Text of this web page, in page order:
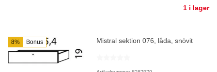
1 i lager
8% Bonus Mistral sektion 076, låda, snövit